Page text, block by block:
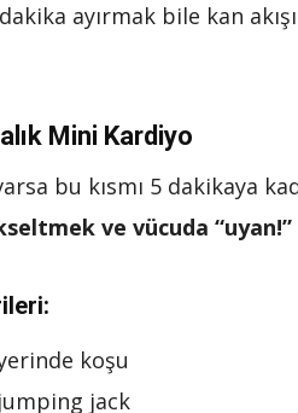
ayırmak bile kan
Mini Kardiyo
bu kısmı 5 dakikaya
ve vücuda
koşu
jack